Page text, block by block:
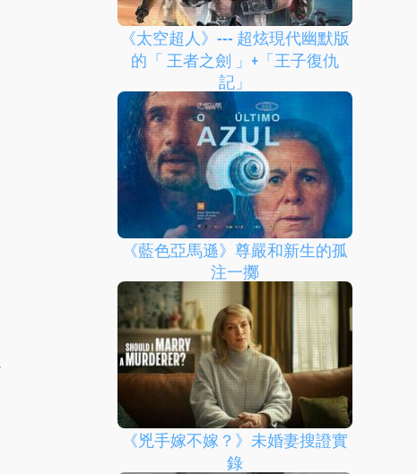
《太空超人》--- 超炫現代幽默版
的「 王者之劍 」+「王子復仇
記」
《藍色亞馬遜》尊嚴和新生的孤
注一擲
《兇手嫁不嫁？》未婚妻搜證實
錄